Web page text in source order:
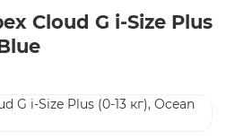
Cloud G i-Size Plus